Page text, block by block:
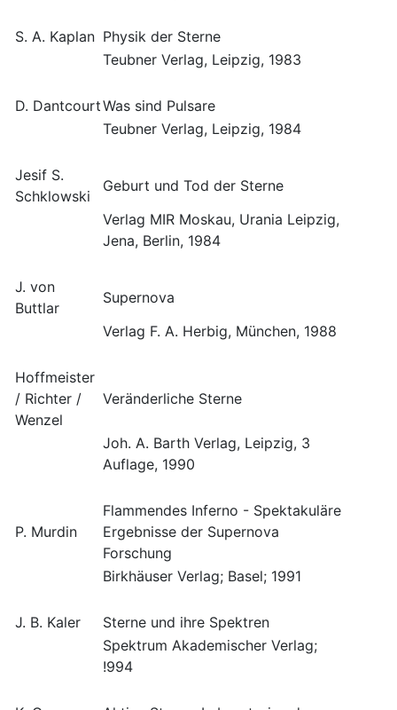
S. A. Kaplan Physik der Sterne
Teubner Verlag, Leipzig, 1983
D. DantcourtWas sind Pulsare
Teubner Verlag, Leipzig, 1984
Jesif S.
Schklowski
Geburt und Tod der Sterne
Verlag MIR Moskau, Urania Leipzig,
Jena, Berlin, 1984
J. von
Buttlar
Supernova
Verlag F. A. Herbig, München, 1988
Hoffmeister
/ Richter /
Wenzel
Veränderliche Sterne
Joh. A. Barth Verlag, Leipzig, 3
Auflage, 1990
P. Murdin
Flammendes Inferno - Spektakuläre
Ergebnisse der Supernova
Forschung
Birkhäuser Verlag; Basel; 1991
J. B. Kaler
Sterne und ihre Spektren
Spektrum Akademischer Verlag;
!994